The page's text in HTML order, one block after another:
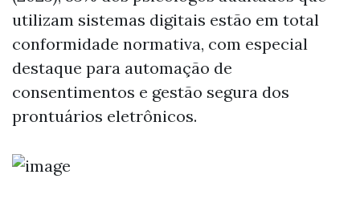
utilizam sistemas digitais estão em total
conformidade normativa, com especial
destaque para automação de
consentimentos e gestão segura dos
prontuários eletrônicos.